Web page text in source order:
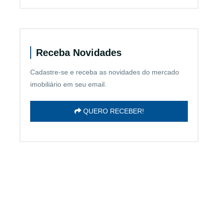
Receba Novidades
Cadastre-se e receba as novidades do mercado
imobiliário em seu email.
QUERO RECEBER!